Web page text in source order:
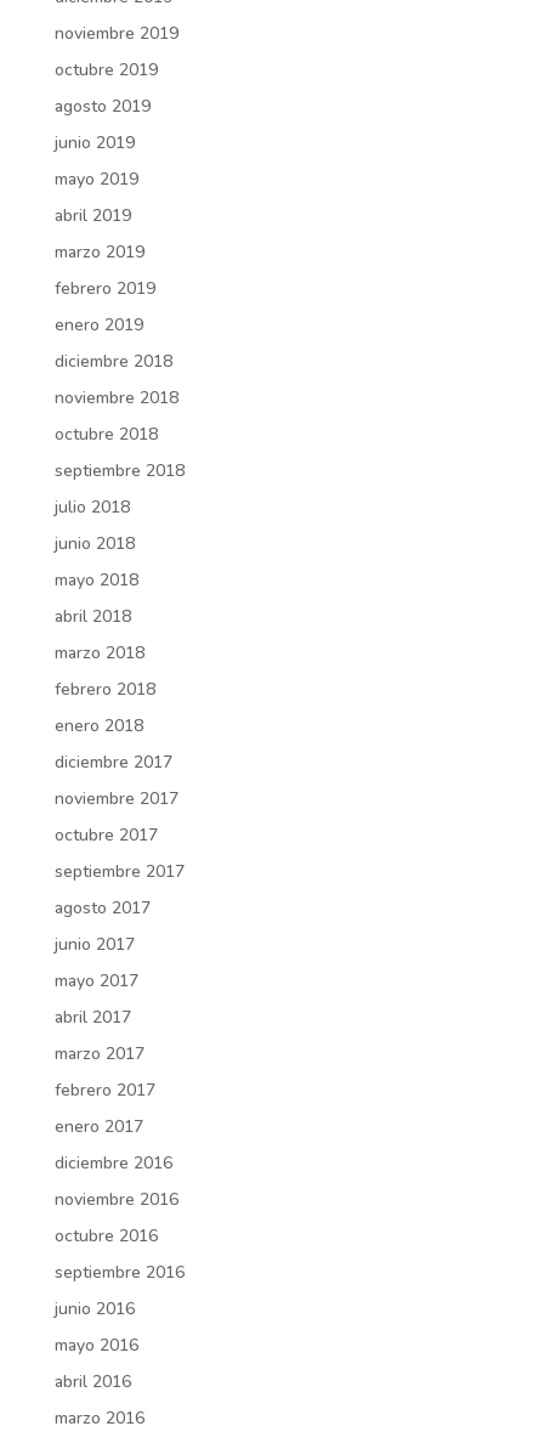
noviembre 2019
octubre 2019
agosto 2019
junio 2019
mayo 2019
abril 2019
marzo 2019
febrero 2019
enero 2019
diciembre 2018
noviembre 2018
octubre 2018
septiembre 2018
julio 2018
junio 2018
mayo 2018
abril 2018
marzo 2018
febrero 2018
enero 2018
diciembre 2017
noviembre 2017
octubre 2017
septiembre 2017
agosto 2017
junio 2017
mayo 2017
abril 2017
marzo 2017
febrero 2017
enero 2017
diciembre 2016
noviembre 2016
octubre 2016
septiembre 2016
junio 2016
mayo 2016
abril 2016
marzo 2016